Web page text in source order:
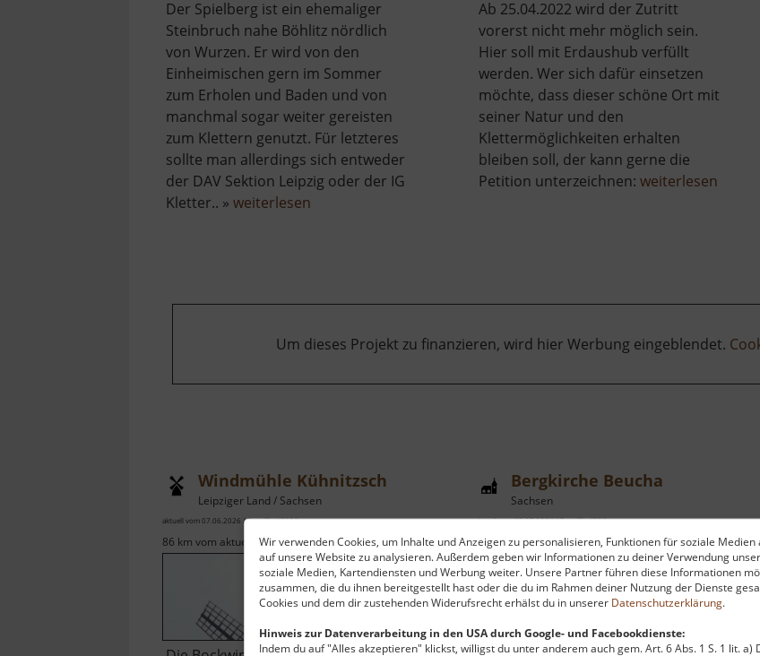
Wir verwenden Cookies, um Inhalte und Anzeigen zu personalisieren, Funktionen für soziale
auf unsere Website zu analysieren. Außerdem geben wir Informationen zu deiner Verwendung
soziale Medien, Kartendiensten und Werbung weiter. Unsere Partner führen diese Informationen
zusammen, die du ihnen bereitgestellt hast oder die du im Rahmen deiner Nutzung der Dienste
Cookies und dem dir zustehenden Widerufsrecht erhälst du in unserer Datenschutzerklärung.
Hinweis zur Datenverarbeitung in den USA durch Google- und Facebookdienste:
Indem du auf "Alles akzeptieren" klickst, willigst du unter anderem auch gem. Art. 6 Abs. 1 S. 1 lit. a)
Der Spielberg ist ein ehemaliger
Steinbruch nahe Böhlitz nördlich
von Wurzen. Er wird von den
Einheimischen gern im Sommer
zum Erholen und Baden und von
manchmal sogar weiter gereisten
zum Klettern genutzt. Für letzteres
sollte man allerdings sich entweder
der DAV Sektion Leipzig oder der IG
Kletter.. » weiterlesen
Ab 25.04.2022 wird der Zutritt
vorerst nicht mehr möglich sein.
Hier soll mit Erdaushub verfüllt
werden. Wer sich dafür einsetzen
möchte, dass dieser schöne Ort mit
seiner Natur und den
Klettermöglichkeiten erhalten
bleiben soll, der kann gerne die
Petition unterzeichnen:weiterlesen
Um dieses Projekt zu finanzieren, wird hier Werbung eingeblendet.
Windmühle Kühnitzsch
Leipziger Land / Sachsen
aktuell vom 07.06.2026 / Zugriffe: 15096
86 km vom aktuellen Standort
Bergkirche Beucha
Sachsen
aktuell vom 23.07.2024 / Zugriffe: 4356
85 km vom aktuellen Standort